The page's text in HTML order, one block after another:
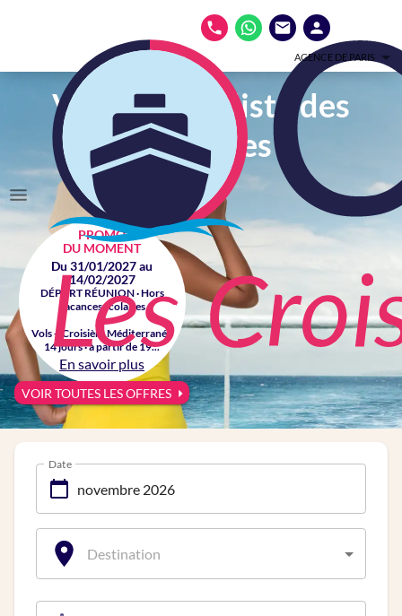
AGENCE DE PARIS
Votre spécialiste des
croisières
PROMO
DU MOMENT
Du 31/01/2027 au
14/02/2027
DÉPART RÉUNION · Hors
vacances scolaires
Vols + Croisière Méditerranée
14 jours · à partir de 19...
En savoir plus
VOIR TOUTES LES OFFRES
Date
Destination